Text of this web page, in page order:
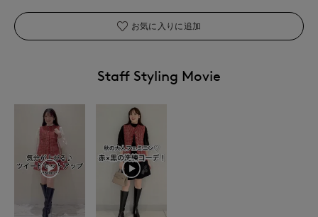
お気に入りに追加
Staff Styling Movie